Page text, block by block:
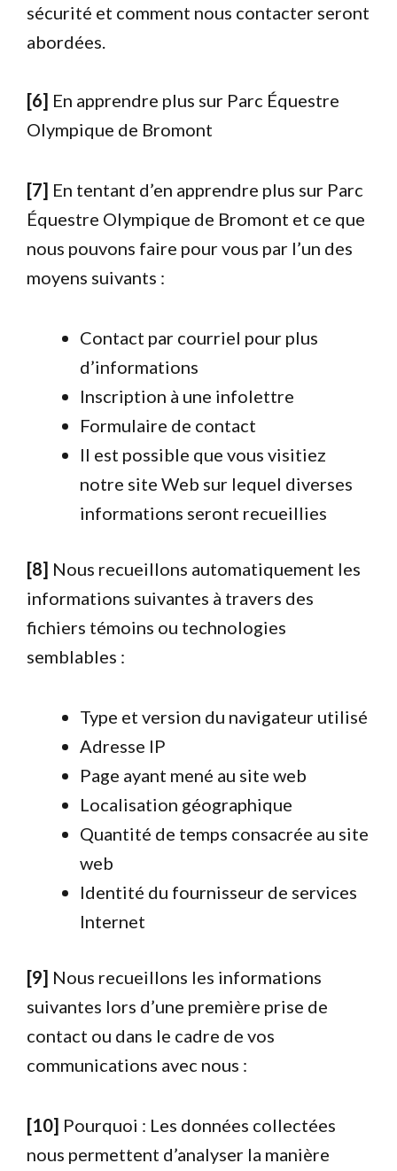
sécurité et comment nous contacter seront
abordées.
[6] En apprendre plus sur Parc Équestre
Olympique de Bromont
[7] En tentant d’en apprendre plus sur Parc
Équestre Olympique de Bromont et ce que
nous pouvons faire pour vous par l’un des
moyens suivants :
Contact par courriel pour plus
d’informations
Inscription à une infolettre
Formulaire de contact
Il est possible que vous visitiez
notre site Web sur lequel diverses
informations seront recueillies
[8] Nous recueillons automatiquement les
informations suivantes à travers des
fichiers témoins ou technologies
semblables :
Type et version du navigateur utilisé
Adresse IP
Page ayant mené au site web
Localisation géographique
Quantité de temps consacrée au site
web
Identité du fournisseur de services
Internet
[9] Nous recueillons les informations
suivantes lors d’une première prise de
contact ou dans le cadre de vos
communications avec nous :
[10] Pourquoi : Les données collectées
nous permettent d’analyser la manière